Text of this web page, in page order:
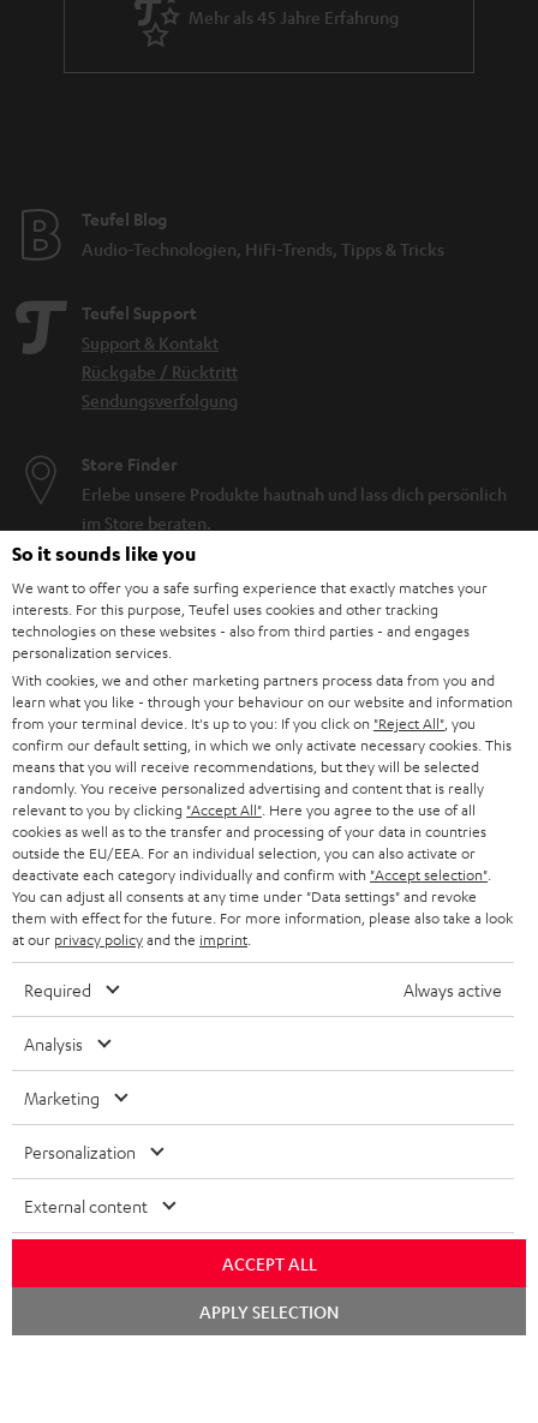
Mehr als 45 Jahre Erfahrung
Teufel Blog
Audio-Technologien, HiFi-Trends, Tipps & Tricks
Teufel Support
Support & Kontakt
Rückgabe / Rücktritt
Sendungsverfolgung
Store Finder
Erlebe unsere Produkte hautnah und lass dich persönlich
im Store beraten.
Kategorien
HEIMKINO
HEIMKINO-KOMPLETTANLAGEN
SOUNDBARS
STEREO
SMART HOME
BLUETOOTH-LAUTSPRECHER
KOPFHÖRER
BLUETOOTH-KOPFHÖRER
STEREOANLAGEN
LAUTSPRECHER
ULTIMA-SERIE
Unternehmen
SUPPORT
KARRIERE
PRESSE & MARKETING
STORES
Teufel Onlineshops
DEUTSCHLAND
SCHWEIZ
BELGIEN
POLEN
So it sounds like you
We want to offer you a safe surfing experience that exactly matches your
interests. For this purpose, Teufel uses cookies and other tracking
technologies on these websites - also from third parties - and engages
personalization services.
With cookies, we and other marketing partners process data from you and
learn what you like - through your behaviour on our website and information
from your terminal device. It's up to you: If you click on "Reject All" , you
confirm our default setting, in which we only activate necessary cookies. This
means that you will receive recommendations, but they will be selected
randomly. You receive personalized advertising and content that is really
relevant to you by clicking "Accept All" . Here you agree to the use of all
cookies as well as to the transfer and processing of your data in countries
outside the EU/EEA. For an individual selection, you can also activate or
deactivate each category individually and confirm with "Accept selection"
You can adjust all consents at any time under "Data settings" and revoke
them with effect for the future. For more information, please also take a look
at our privacy policyand the imprint
Required Always active
Analysis
Marketing
Personalization
External content
ACCEPT ALL
APPLY SELECTION